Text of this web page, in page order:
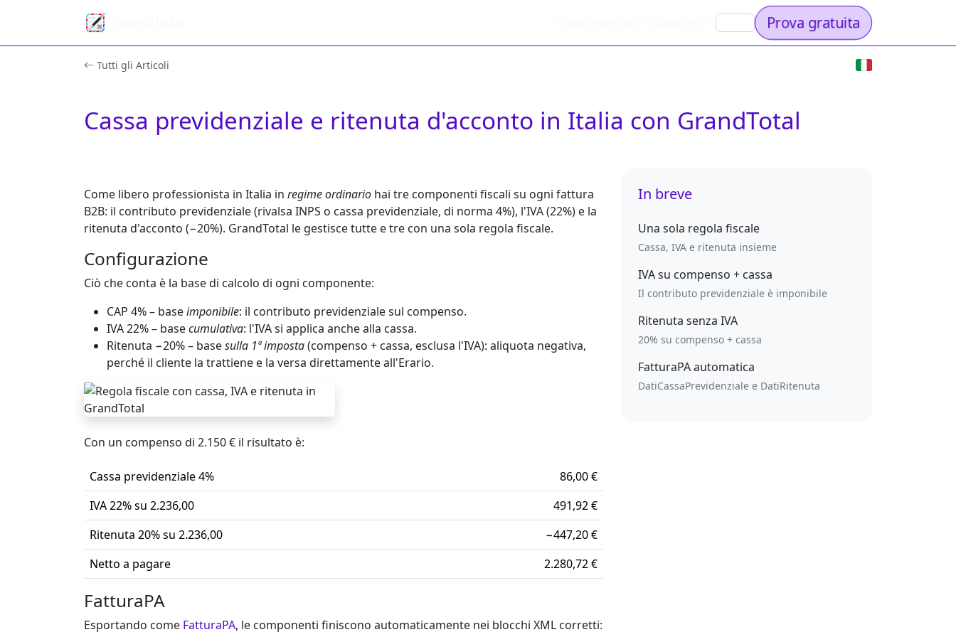
Prova gratuita
Tutti gli Articoli
Cassa previdenziale e ritenuta d'acconto in Italia con GrandTotal
Come libero professionista in Italia in regime ordinario hai tre componenti fiscali su ogni fattura
B2B: il contributo previdenziale (rivalsa INPS o cassa previdenziale, di norma 4%), l'IVA(22%) e la
ritenuta d'acconto (−20%). GrandTotal le gestisce tutte e tre con una sola regola fiscale.
Configurazione
Ciò che conta è la base di calcolo di ogni componente:
CAP 4%– baseimponibile: il contributo previdenziale sul compenso.
IVA 22%– basecumulativa: l'IVA si applica anche alla cassa.
Ritenuta −20%– basesulla 1ª imposta(compenso + cassa, esclusa l'IVA): aliquota negativa,
perché il cliente la trattiene e la versa direttamente all'Erario.
Con un compenso di 2.150 € il risultato è:
Cassa previdenziale 4%
86,00 €
IVA 22% su 2.236,00
491,92 €
Ritenuta 20% su 2.236,00
−447,20 €
Netto a pagare
2.280,72 €
FatturaPA
Esportando come FatturaPA, le componenti finiscono automaticamente nei blocchi XML corretti:
In breve
Una sola regola fiscale
Cassa, IVA e ritenuta insieme
IVA su compenso + cassa
Il contributo previdenziale è imponibile
Ritenuta senza IVA
20% su compenso + cassa
FatturaPA automatica
DatiCassaPrevidenziale e DatiRitenuta